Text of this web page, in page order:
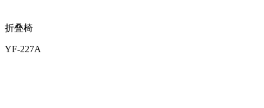
折叠椅
YF-227A